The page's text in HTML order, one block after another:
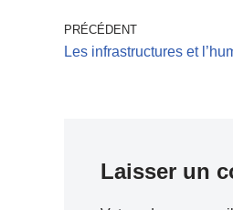
PRÉCÉDENT
Les infrastructures et
Laisser un